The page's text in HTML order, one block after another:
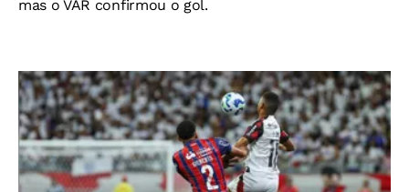
mas o VAR confirmou o gol.